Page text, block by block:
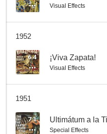
Visual Effects
1952
6.4 ¡Viva Zapata!
Visual Effects
1951
7.1 Ultimátum a la
Special Effects